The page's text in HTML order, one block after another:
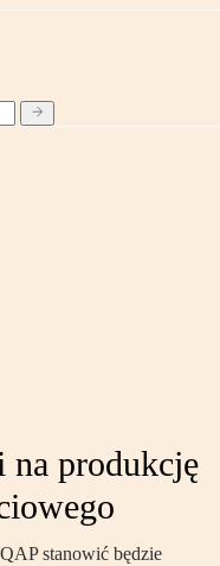
na produkcję
stanowić będzie